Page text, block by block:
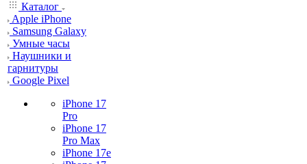
Каталог
Apple iPhone
Samsung Galaxy
Умные часы
Наушники и
гарнитуры
Google Pixel
iPhone 17
Pro
iPhone 17
Pro Max
iPhone 17e